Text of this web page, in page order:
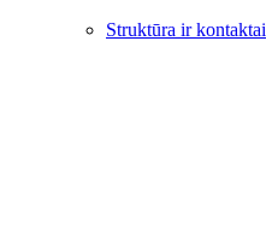
Struktūra ir kontaktai